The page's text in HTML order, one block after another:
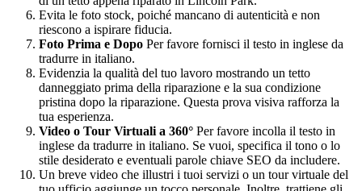
Evita le foto stock, poiché mancano di autenticità e non
riescono a ispirare fiducia.
Foto Prima e Dopo Per favore fornisci il testo in inglese da
tradurre in italiano.
Evidenzia la qualità del tuo lavoro mostrando un tetto
danneggiato prima della riparazione e la sua condizione
pristina dopo la riparazione. Questa prova visiva rafforza la
tua esperienza.
Video o Tour Virtuali a 360° Per favore incolla il testo in
inglese da tradurre in italiano. Se vuoi, specifica il tono o lo
stile desiderato e eventuali parole chiave SEO da includere.
Un breve video che illustri i tuoi servizi o un tour virtuale del